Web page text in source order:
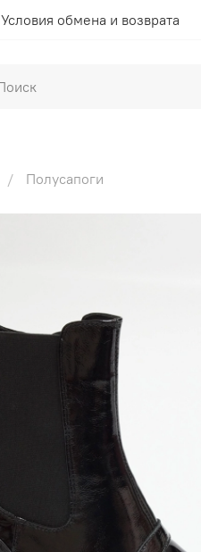
Условия обмена и возврата
Полусапоги